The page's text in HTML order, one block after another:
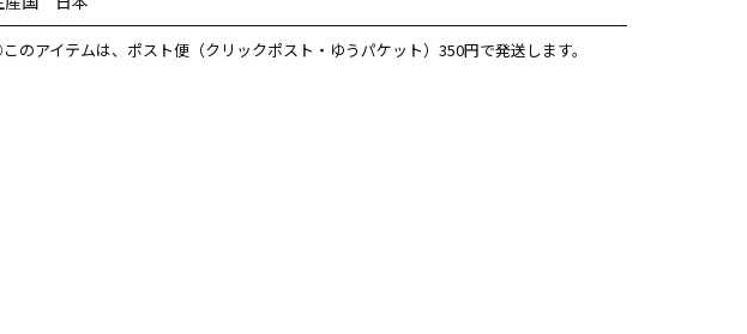
のアイテムは、ポスト便（クリックポスト・ゆうパケット）350円で発送します。